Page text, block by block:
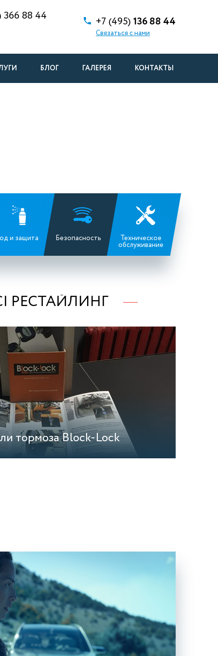
366 88 44 +7 (495) 136 88 44
Связаться с нами
БЛОГ ГАЛЕРЕЯ КОНТАКТЫ
и защита Безопасность Техническое
обслуживание
РЕСТАЙЛИНГ
тормоза Block-Lock